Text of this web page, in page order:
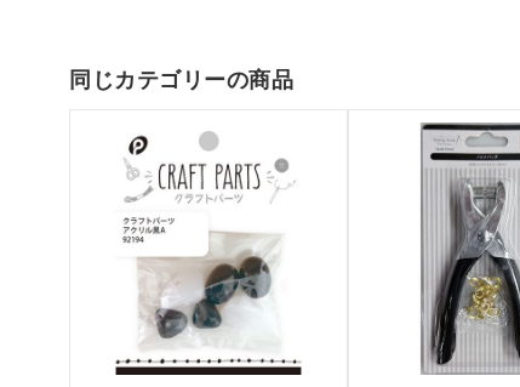
同じカテゴリーの商品